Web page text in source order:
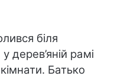
біля
дерев’яній рамі
Батько